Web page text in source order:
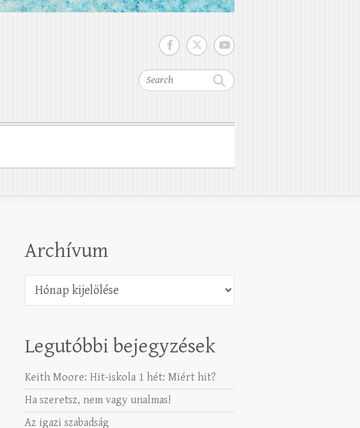
Search
Archívum
Archívum
Legutóbbi bejegyzések
Keith Moore: Hit-iskola 1 hét: Miért hit?
Ha szeretsz, nem vagy unalmas!
Az igazi szabadság